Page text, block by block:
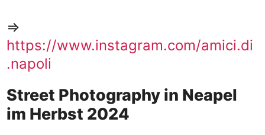
=>
https://www.instagram.com/amici.di
.napoli
Street Photography in Neapel
im Herbst 2024